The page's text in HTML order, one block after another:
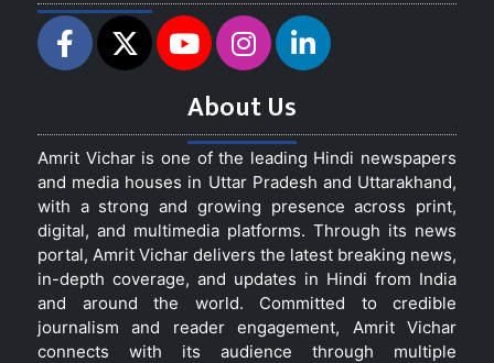
About Us
Amrit Vichar is one of the leading Hindi newspapers
and media houses in Uttar Pradesh and Uttarakhand,
with a strong and growing presence across print,
digital, and multimedia platforms. Through its news
portal, Amrit Vichar delivers the latest breaking news,
in-depth coverage, and updates in Hindi from India
and around the world. Committed to credible
journalism and reader engagement, Amrit Vichar
connects with its audience through multiple